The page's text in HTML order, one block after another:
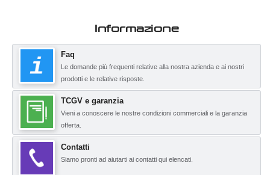
Informazione
Faq
Le domande più frequenti relative alla nostra azienda e ai nostri
prodotti e le relative risposte.
TCGV e garanzia
Vieni a conoscere le nostre condizioni commerciali e la garanzia
offerta.
Contatti
Siamo pronti ad aiutarti ai contatti qui elencati.